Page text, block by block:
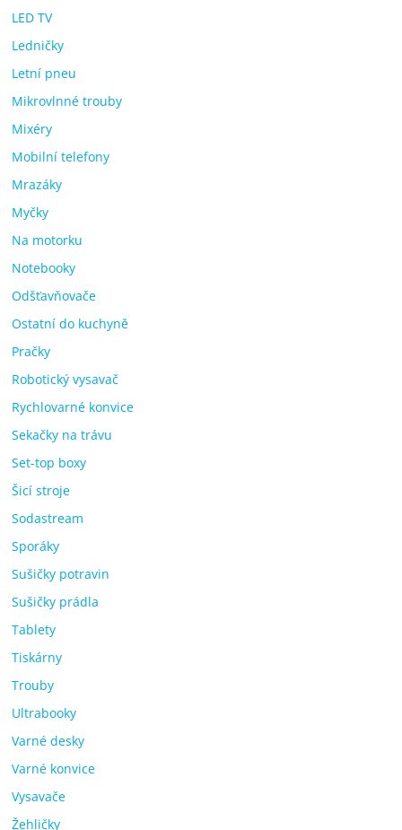
LED TV
Ledničky
Letní pneu
Mikrovlnné trouby
Mixéry
Mobilní telefony
Mrazáky
Myčky
Na motorku
Notebooky
Odšťavňovače
Ostatní do kuchyně
Pračky
Robotický vysavač
Rychlovarné konvice
Sekačky na trávu
Set-top boxy
Šicí stroje
Sodastream
Sporáky
Sušičky potravin
Sušičky prádla
Tablety
Tiskárny
Trouby
Ultrabooky
Varné desky
Varné konvice
Vysavače
Žehličky